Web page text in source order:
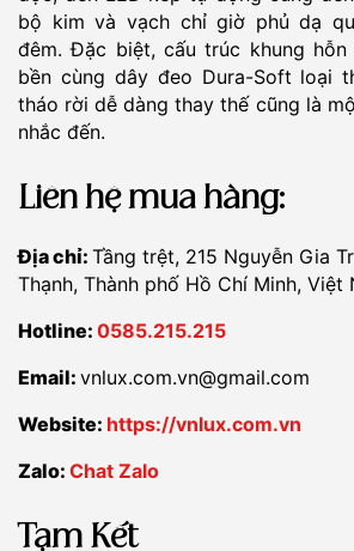
bộ kim và vạch chỉ giờ phủ dạ
đêm. Đặc biệt, cấu trúc khung
bền cùng dây đeo Dura-Soft loại
tháo rời dễ dàng thay thế cũng là
nhắc đến.
Liên hệ mua hàng:
Địa chỉ: Tầng trệt, 215 Nguyễn Gia
Thạnh, Thành phố Hồ Chí Minh, Việt
Hotline: 0585.215.215
Email: vnlux.com.vn@gmail.com
Website: https://vnlux.com.vn
Zalo: Chat Zalo
Tạm Kết